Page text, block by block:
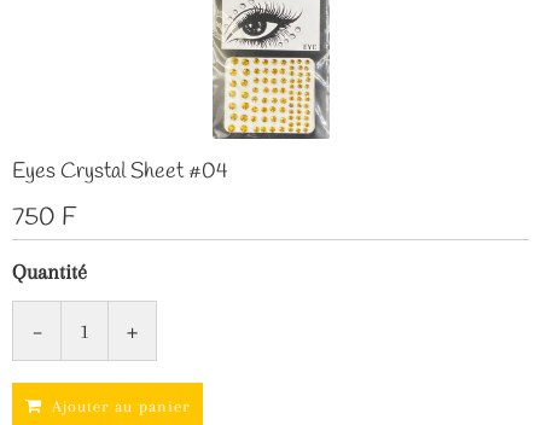
Eyes Crystal Sheet #04
750 F
Quantité
+
-
Ajouter au panier